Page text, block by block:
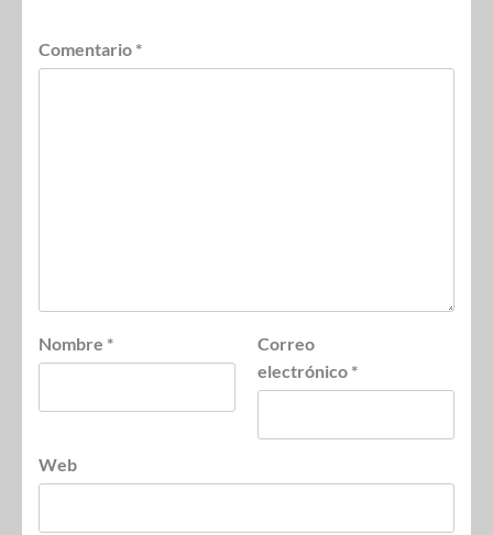
Comentario *
Nombre *
Correo
electrónico *
Web